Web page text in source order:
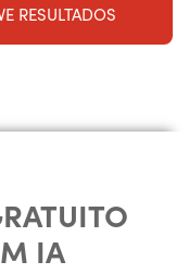
RESULTADOS
IA